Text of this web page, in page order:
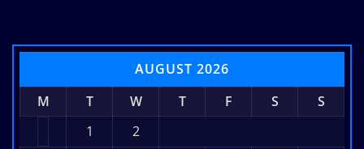
AUGUST 2026
M
T W T F S
S
1
2